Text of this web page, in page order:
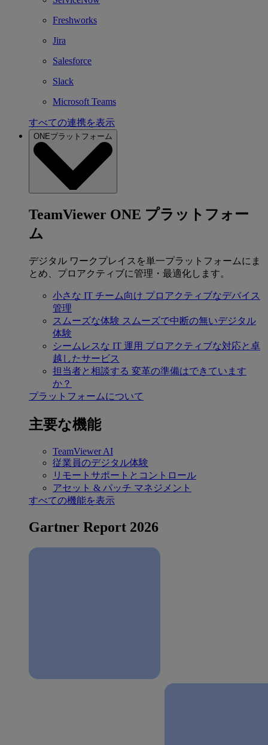
Freshworks
Jira
Salesforce
Slack
Microsoft Teams
すべての連携を表示
ONEプラットフォーム
TeamViewer ONE プラットフォー
ム
デジタル ワークプレイスを単一プラットフォームにま
とめ、プロアクティブに管理・最適化します。
小さな IT チーム向け プロアクティブなデバイス
管理
スムーズな体験 スムーズで中断の無いデジタル
体験
シームレスな IT 運用 プロアクティブな対応と卓
越したサービス
担当者と相談する 変革の準備はできています
か？
プラットフォームについて
主要な機能
TeamViewer AI
従業員のデジタル体験
リモートサポートとコントロール
アセット & パッチ マネジメント
すべての機能を表示
Gartner Report 2026